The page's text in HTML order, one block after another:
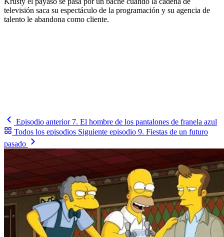
televisión saca su espectáculo de la programación y su agencia de
talento le abandona como cliente.
Episodio anterior 7. El hombre de los pantalones de franela azul
Todos los episodios Siguiente episodio 9. Fiestas de un futuro
pasado